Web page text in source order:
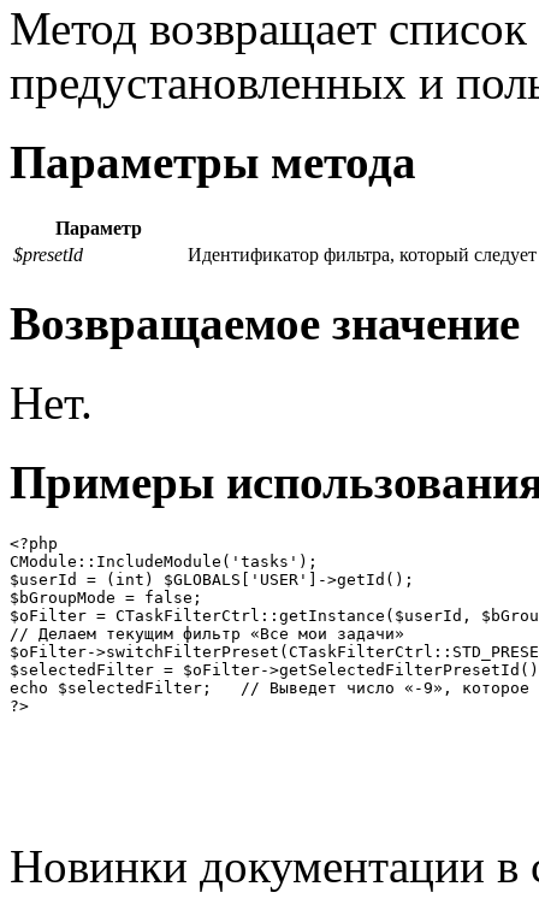
Метод возвращает
предустановленных и
Параметры метода
Параметр
$presetId
Идентификатор фильтра, который
Возвращаемое значение
Нет.
Примеры
<?php
CModule::IncludeModule('tasks');
$userId = (int) $GLOBALS['USER']->getId();
$bGroupMode = false;
$oFilter = CTaskFilterCtrl::getInstance($userId,
// Делаем текущим фильтр «Все мои задачи»
$oFilter-
$selectedFilter = $oFilter-
echo $selectedFilter;	// Выведет число «-9», которое является значением константы  CTaskFilterCtrl::STD_PRESET_ALL_MY_TASKS
Новинки документации в